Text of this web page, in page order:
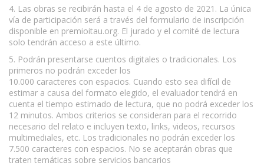
4. Las obras se recibirán hasta el 4 de agosto de 2021. La única
vía de participación será a través del formulario de inscripción
disponible en premioitau.org. El jurado y el comité de lectura
solo tendrán acceso a este último.
5. Podrán presentarse cuentos digitales o tradicionales. Los
primeros no podrán exceder los
10.000 caracteres con espacios. Cuando esto sea difícil de
estimar a causa del formato elegido, el evaluador tendrá en
cuenta el tiempo estimado de lectura, que no podrá exceder los
12 minutos. Ambos criterios se consideran para el recorrido
necesario del relato e incluyen texto, links, videos, recursos
multimediales, etc. Los tradicionales no podrán exceder los
7.500 caracteres con espacios. No se aceptarán obras que
traten temáticas sobre servicios bancarios